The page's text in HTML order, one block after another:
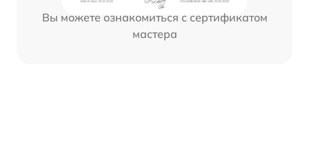
Вы можете ознакомиться с сертификатом
мастера